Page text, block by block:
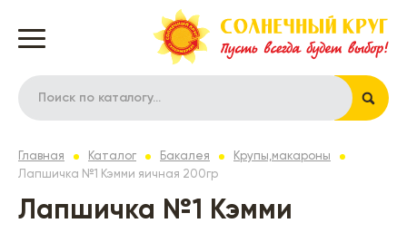
Главная Каталог Бакалея
Крупы,макароны
Лапшичка №1 Кэмми яичная 200гр
Лапшичка №1 Кэмми